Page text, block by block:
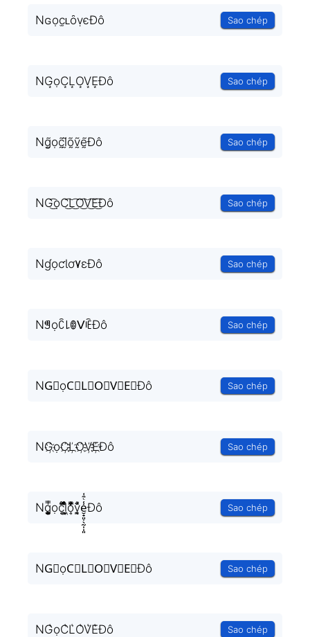
Nɢọc̫ʟȏṿєĐô Sao chép
NG͙ọC͙L͙O͙V͙E͙Đô Sao chép
Ng̰̃ọc̰̃l̰̃õ̰ṽ̰ḛ̃Đô Sao chép
NG͜͡ọC͜͡L͜͡O͜͡V͜͡E͜͡Đô Sao chép
NɠọƈƖơ۷ɛĐô Sao chép
Nꁅọꉓ꒒ꂦᐯꍟĐô Sao chép
NG⃟ọC⃟L⃟O⃟V⃟E⃟Đô Sao chép
NG҉ọC҉L҉O҉V҉E҉Đô Sao chép
Ng͎͚̥͎͔͕ͥ̿ọc͔ͣͦ́́͂ͅl͕͖͉̭̰ͬ̍ͤ͆̊ͨo͎̜̓̇ͫ̉͊ͨ͊v̪̩̜̜̙̜ͨ̽̄e̮̟͈̣̖̰̩̹͈̾ͨ̑͑Đô Sao chép
NG⃗ọC⃗L⃗O⃗V⃗E⃗Đô Sao chép
NG͛ọC͛L͛O͛V͛E͛Đô Sao chép